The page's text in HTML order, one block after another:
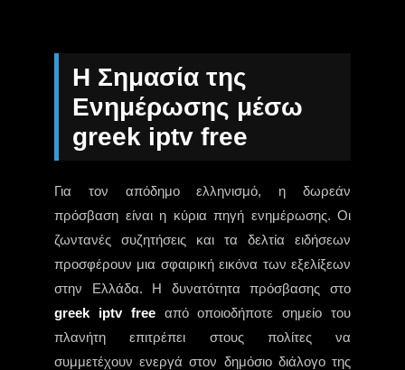
Η Σημασία της
Ενημέρωσης μέσω
greek iptv free
Για τον απόδημο ελληνισμό, η δωρεάν
πρόσβαση είναι η κύρια πηγή ενημέρωσης. Οι
ζωντανές συζητήσεις και τα δελτία ειδήσεων
προσφέρουν μια σφαιρική εικόνα των εξελίξεων
στην Ελλάδα. Η δυνατότητα πρόσβασης στο
greek iptv freeαπό οποιοδήποτε σημείο του
πλανήτη επιτρέπει στους πολίτες να
συμμετέχουν ενεργά στον δημόσιο διάλογο της